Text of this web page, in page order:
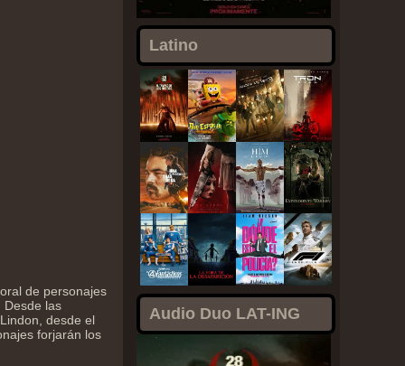
Latino
Audio Duo LAT-ING
de personajes
las
desde el
forjarán los